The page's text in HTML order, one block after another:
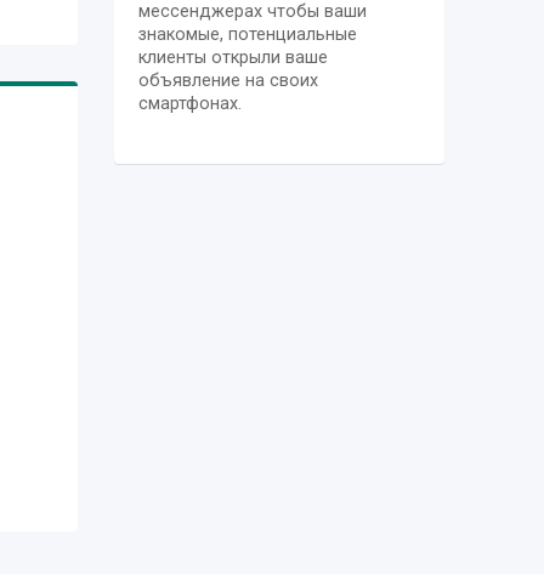
мессенджерах чтобы ваши
знакомые, потенциальные
клиенты открыли ваше
объявление на своих
смартфонах.